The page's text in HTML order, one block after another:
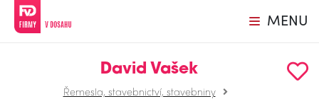
MENU
David Vašek
Řemesla, stavebnictví, stavebniny